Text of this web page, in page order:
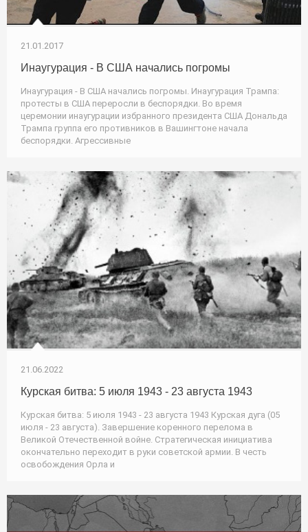
21.01.2017
Инаугурация - В США начались погромы
Инаугурация - В США начались погромы. Инаугурация Трампа:
протесты в США переросли в беспорядки. Во время
церемонии инаугурации избранного президента США Дональда
Трампа группа его противников в Вашингтоне начала
беспорядки. Агрессивные
21.06.2022
Курская битва: 5 июля 1943 - 23 августа 1943
Курская битва: 5 июля 1943 - 23 августа 1943 Курская дуга (05
июля - 23 августа). Завершение коренного перелома в
Великой Отечественной войне. Стратегическая инициатива
окончательно переходит в руки советской армии. В честь
освобождения Орла и